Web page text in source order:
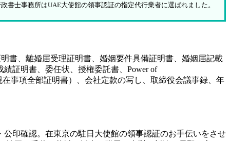
士事務所はUAE大使館の領事認証の指定代行業者に選ばれました。
書、離婚届受理証明書、婚姻要件具備証明書、婚姻届記載
証明書、委任状、授権委託書、Power of
在事項全部証明書）、会社定款の写し、取締役会議事録、年
印確認。在東京の駐日大使館の領事認証のお手伝いをさせ